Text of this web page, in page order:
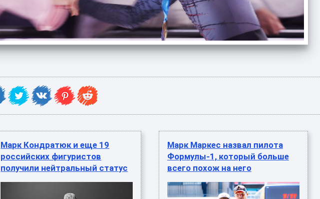
Марк Кондратюк и еще 19
российских фигуристов
получили нейтральный статус
Марк Маркес назвал пилота
Формулы-1, который больше
всего похож на него